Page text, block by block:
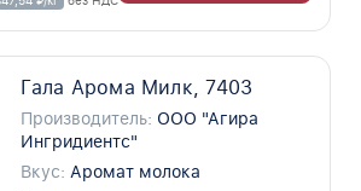
Гала Арома Милк, 7403
Производитель: ООО "Агира
Ингридиентс"
Вкус: Аромат молока